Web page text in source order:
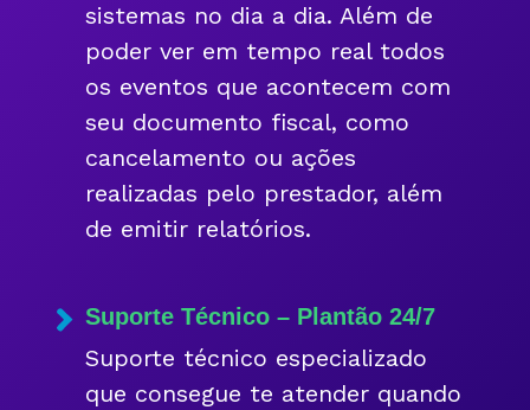
sistemas no dia a dia. Além de
poder ver em tempo real todos
os eventos que acontecem com
seu documento fiscal, como
cancelamento ou ações
realizadas pelo prestador, além
de emitir relatórios.
Suporte Técnico – Plantão 24/7
Suporte técnico especializado
que consegue te atender quando